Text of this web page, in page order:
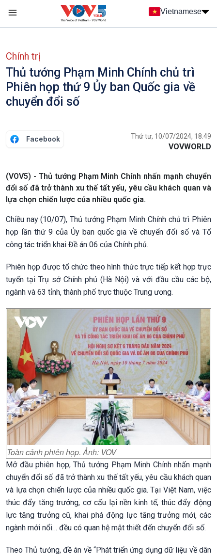
Nhảy đến nội dung
Vietnamese
Chính trị
Thủ tướng Phạm Minh Chính chủ trì
Phiên họp thứ 9 Ủy ban Quốc gia về
chuyển đổi số
Facebook Thứ tư, 10/07/2024, 18:49
VOVWORLD
(VOV5) - Thủ tướng Phạm Minh Chính nhấn mạnh chuyển
đổi số đã trở thành xu thế tất yếu, yêu cầu khách quan và
lựa chọn chiến lược của nhiều quốc gia.
Chiều nay (10/07), Thủ tướng Phạm Minh Chính chủ trì Phiên
họp lần thứ 9 của Ủy ban quốc gia về chuyển đổi số và Tổ
công tác triển khai Đề án 06 của Chính phủ.
Phiên họp được tổ chức theo hình thức trực tiếp kết hợp trực
tuyến tại Trụ sở Chính phủ (Hà Nội) và với đầu cầu các bộ,
ngành và 63 tỉnh, thành phố trực thuộc Trung ương.
Toàn cảnh phiên họp. Ảnh: VOV
Mở đầu phiên họp, Thủ tướng Phạm Minh Chính nhấn mạnh
chuyển đổi số đã trở thành xu thế tất yếu, yêu cầu khách quan
và lựa chọn chiến lược của nhiều quốc gia. Tại Việt Nam, việc
thúc đẩy tăng trưởng, cơ cấu lại nền kinh tế, thúc đẩy động
lực tăng trưởng cũ, khai phá động lực tăng trưởng mới, các
ngành mới nổi… đều có quan hệ mật thiết đến chuyển đổi số.
Theo Thủ tướng, đề án về “Phát triển ứng dụng dữ liệu về dân